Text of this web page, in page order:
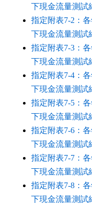
下現金流量測試
指定附表7-2：
下現金流量測試
指定附表7-3：
下現金流量測試
指定附表7-4：
下現金流量測試
指定附表7-5：
下現金流量測試
指定附表7-6：
下現金流量測試
指定附表7-7：
下現金流量測試
指定附表7-8：
下現金流量測試